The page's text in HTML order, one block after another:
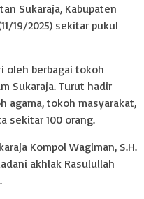
Sukaraja, Kabupaten
19/2025) sekitar pukul
oleh berbagai tokoh
Sukaraja. Turut hadir
agama, tokoh masyarakat,
sekitar 100 orang.
Kompol Wagiman, S.H.
akhlak Rasulullah